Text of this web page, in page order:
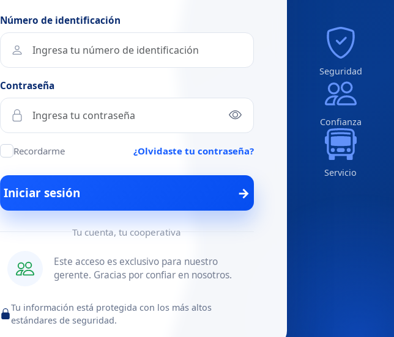
Número de identificación
Contraseña
Recordarme ¿Olvidaste tu contraseña?
Iniciar sesión →
Tu cuenta, tu cooperativa
Este acceso es exclusivo para nuestro
gerente. Gracias por confiar en nosotros.
Tu información está protegida con los más altos
estándares de seguridad.
Seguridad
Confianza
Servicio